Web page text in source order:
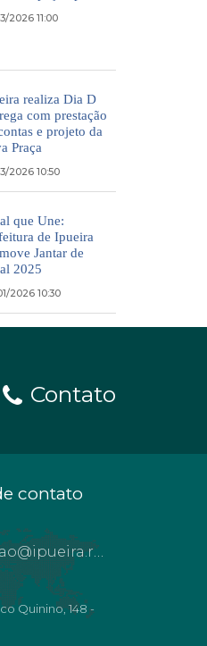
2026 11:00
realiza Dia D
com prestação
e projeto da
Praça
2026 10:50
que Une:
de Ipueira
Jantar de
2025
2026 10:30
Contato
contato
Quinino, 148 -